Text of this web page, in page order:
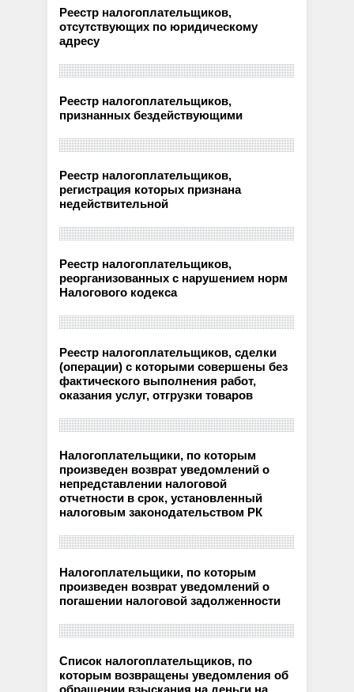
Реестр налогоплательщиков,
отсутствующих по юридическому
адресу
Реестр налогоплательщиков,
признанных бездействующими
Реестр налогоплательщиков,
регистрация которых признана
недействительной
Реестр налогоплательщиков,
реорганизованных с нарушением норм
Налогового кодекса
Реестр налогоплательщиков, сделки
(операции) с которыми совершены без
фактического выполнения работ,
оказания услуг, отгрузки товаров
Налогоплательщики, по которым
произведен возврат уведомлений о
непредставлении налоговой
отчетности в срок, установленный
налоговым законодательством РК
Налогоплательщики, по которым
произведен возврат уведомлений о
погашении налоговой задолженности
Список налогоплательщиков, по
которым возвращены уведомления об
обращении взыскания на деньги на